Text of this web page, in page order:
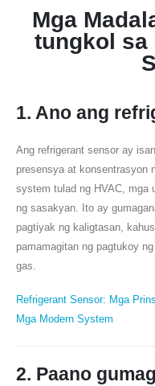
Mga
tungkol sa
1. Ano ang
Ang refrigerant sensor ay
presensya at konsentrasyon
system tulad ng HVAC, mga
ng sasakyan. Ito ay
pagtiyak ng kaligtasan,
pamamagitan ng pagtukoy
gas.
Refrigerant Sensor: Mga
Mga Modern System
2. Paano